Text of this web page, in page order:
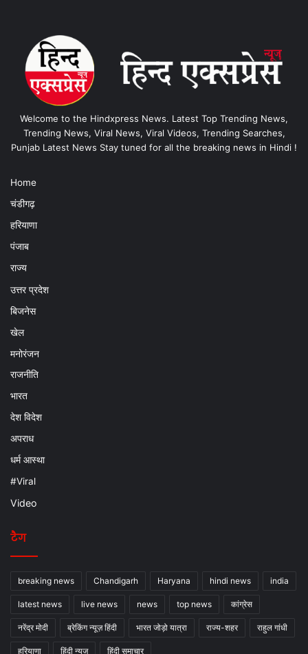
Welcome to the Hindxpress News. Latest Top Trending News,
Trending News, Viral News, Viral Videos, Trending Searches,
Punjab Latest News Stay tuned for all the breaking news in Hindi !
Home
चंडीगढ़
हरियाणा
पंजाब
राज्य
उत्तर प्रदेश
बिजनेस
खेल
मनोरंजन
राजनीति
भारत
देश विदेश
अपराध
धर्म आस्था
#Viral
Video
टैग
breaking news Chandigarh Haryana hindi news india
latest news live news news top news कांग्रेस
नरेंद्र मोदी ब्रेकिंग न्यूज़ हिंदी भारत जोड़ो यात्रा राज्य-शहर राहुल गांधी
हरियाणा हिंदी न्यूज हिंदी समाचार